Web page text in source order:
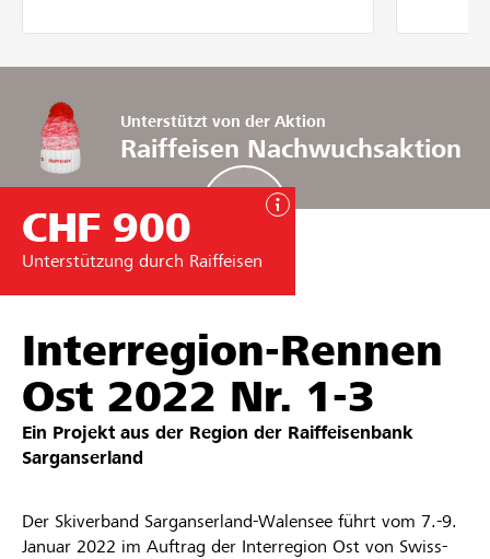
Anmelden
Registrieren
DE FR IT
Unterstützt von der Aktion
Raiffeisen Nachwuchsaktion
CHF 900
Unterstützung durch Raiffeisen
Interregion-Rennen
Ost 2022 Nr. 1-3
Ein Projekt aus der Region der Raiffeisenbank
Sarganserland
Der Skiverband Sarganserland-Walensee führt vom 7.-9.
Januar 2022 im Auftrag der Interregion Ost von Swiss-